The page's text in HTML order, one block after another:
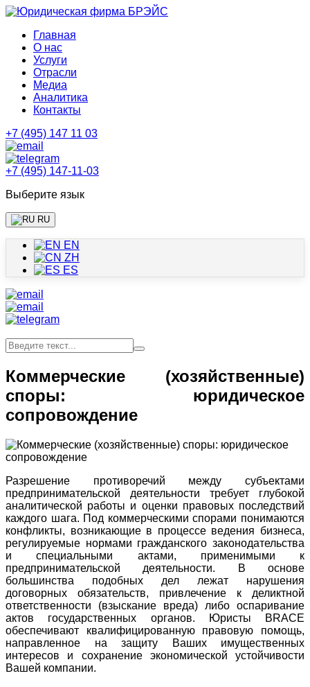
Главная
О нас
Услуги
Отрасли
Медиа
Аналитика
Контакты
+7 (495) 147 11 03
+7 (495) 147-11-03
Выберите язык
RU
EN
ZH
ES
Коммерческие (хозяйственные)
споры: юридическое
сопровождение
Разрешение противоречий между субъектами
предпринимательской деятельности требует глубокой
аналитической работы и оценки правовых последствий
каждого шага. Под коммерческими спорами понимаются
конфликты, возникающие в процессе ведения бизнеса,
регулируемые нормами гражданского законодательства
и специальными актами, применимыми к
предпринимательской деятельности. В основе
большинства подобных дел лежат нарушения
договорных обязательств, привлечение к деликтной
ответственности (взыскание вреда) либо оспаривание
актов государственных органов. Юристы BRACE
обеспечивают квалифицированную правовую помощь,
направленное на защиту Ваших имущественных
интересов и сохранение экономической устойчивости
Вашей компании.